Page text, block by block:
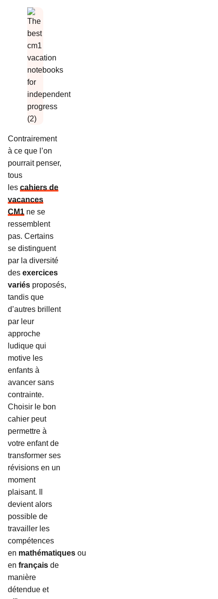
Contrairement
à ce que l’on
pourrait penser,
tous
les cahiers de
vacances
CM1 ne se
ressemblent
pas. Certains
se distinguent
par la diversité
des exercices
variés proposés,
tandis que
d’autres brillent
par leur
approche
ludique qui
motive les
enfants à
avancer sans
contrainte.
Choisir le bon
cahier peut
permettre à
votre enfant de
transformer ses
révisions en un
moment
plaisant. Il
devient alors
possible de
travailler les
compétences
en mathématiques ou
en français de
manière
détendue et